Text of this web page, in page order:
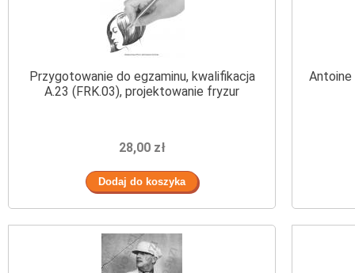
Przygotowanie do egzaminu, kwalifikacja
A.23 (FRK.03), projektowanie fryzur
28,00 zł
Antoine